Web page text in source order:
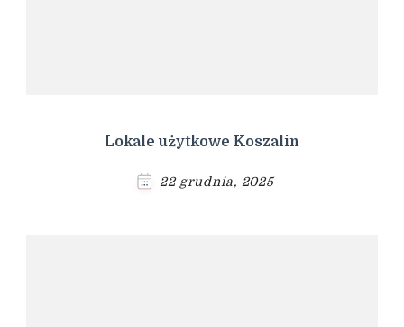
Lokale użytkowe Koszalin
22 grudnia, 2025